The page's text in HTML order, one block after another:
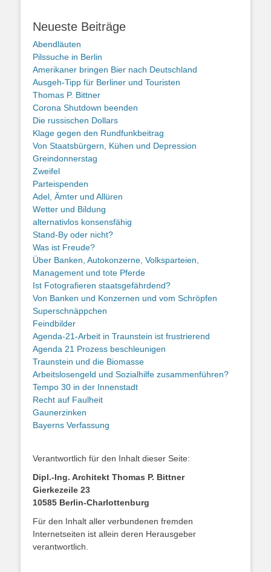
Neueste Beiträge
Abendläuten
Pilssuche in Berlin
Amerikaner bringen Bier nach Deutschland
Ausgeh-Tipp für Berliner und Touristen
Thomas P. Bittner
Corona Shutdown beenden
Die russischen Dollars
Klage gegen den Rundfunkbeitrag
Von Staatsbürgern, Kühen und Depression
Greindonnerstag
Zweifel
Parteispenden
Adel, Ämter und Allüren
Wetter und Bildung
alternativlos konsensfähig
Stand-By oder nicht?
Was ist Freude?
Über Banken, Autokonzerne, Volksparteien,
Management und tote Pferde
Ist Fotografieren staatsgefährdend?
Von Banken und Konzernen und vom Schröpfen
Superschnäppchen
Feindbilder
Agenda-21-Arbeit in Traunstein ist frustrierend
Agenda 21 Prozess beschleunigen
Traunstein und die Biomasse
Arbeitslosengeld und Sozialhilfe zusammenführen?
Tempo 30 in der Innenstadt
Recht auf Faulheit
Gaunerzinken
Bayerns Verfassung
Verantwortlich für den Inhalt dieser Seite:
Dipl.-Ing. Architekt Thomas P. Bittner
Gierkezeile 23
10585 Berlin-Charlottenburg
Für den Inhalt aller verbundenen fremden
Internetseiten ist allein deren Herausgeber
verantwortlich.